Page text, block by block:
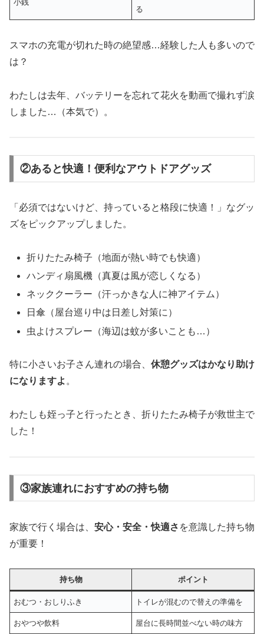
小銭
る
スマホの充電が切れた時の絶望感…経験した人も多いので
は？
わたしは去年、バッテリーを忘れて花火を動画で撮れず涙
しました…（本気で）。
②あると快適！便利なアウトドアグッズ
「必須ではないけど、持っていると格段に快適！」なグッ
ズをピックアップしました。
折りたたみ椅子（地面が熱い時でも快適）
ハンディ扇風機（真夏は風が恋しくなる）
ネッククーラー（汗っかきな人に神アイテム）
日傘（屋台巡り中は日差し対策に）
虫よけスプレー（海辺は蚊が多いことも…）
特に小さいお子さん連れの場合、 休憩グッズはかなり助け
になりますよ 。
わたしも姪っ子と行ったとき、折りたたみ椅子が救世主で
した！
③家族連れにおすすめの持ち物
家族で行く場合は、 安心・安全・快適さ を意識した持ち物
が重要！
持ち物 ポイント
おむつ・おしりふき トイレが混むので替えの準備を
おやつや飲料 屋台に長時間並べない時の味方